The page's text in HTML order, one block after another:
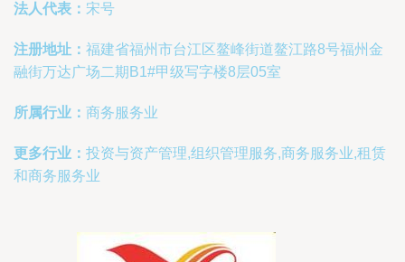
法人代表： 宋号
注册地址： 福建省福州市台江区鳌峰街道鳌江路8号福州金
融街万达广场二期B1#甲级写字楼8层05室
所属行业： 商务服务业
更多行业： 投资与资产管理,组织管理服务,商务服务业,租赁
和商务服务业